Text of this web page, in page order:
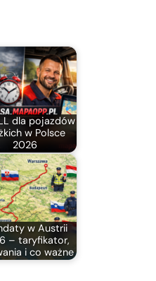
dla pojazdów
w Polsce
2026
w Austrii
– taryfikator,
i co ważne